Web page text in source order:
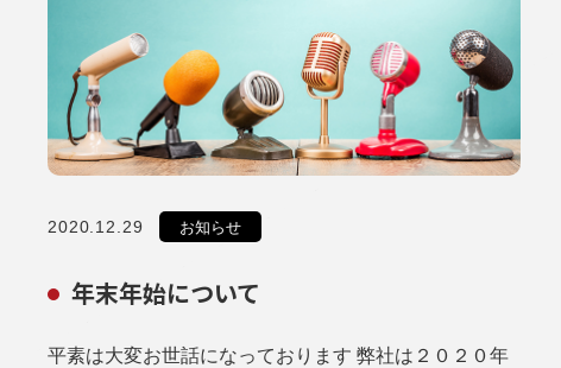
2020.12.29 お知らせ
年末年始について
平素は大変お世話になっております 弊社は２０２０年